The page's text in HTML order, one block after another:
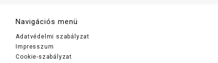
Navigációs menü
Adatvédelmi szabályzat
Impresszum
Cookie-szabályzat